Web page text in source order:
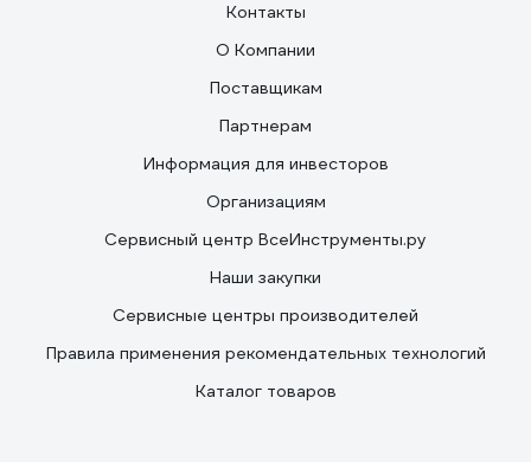
Контакты
О Компании
Поставщикам
Партнерам
Информация для инвесторов
Организациям
Сервисный центр ВсеИнструменты.ру
Наши закупки
Сервисные центры производителей
Правила применения рекомендательных технологий
Каталог товаров